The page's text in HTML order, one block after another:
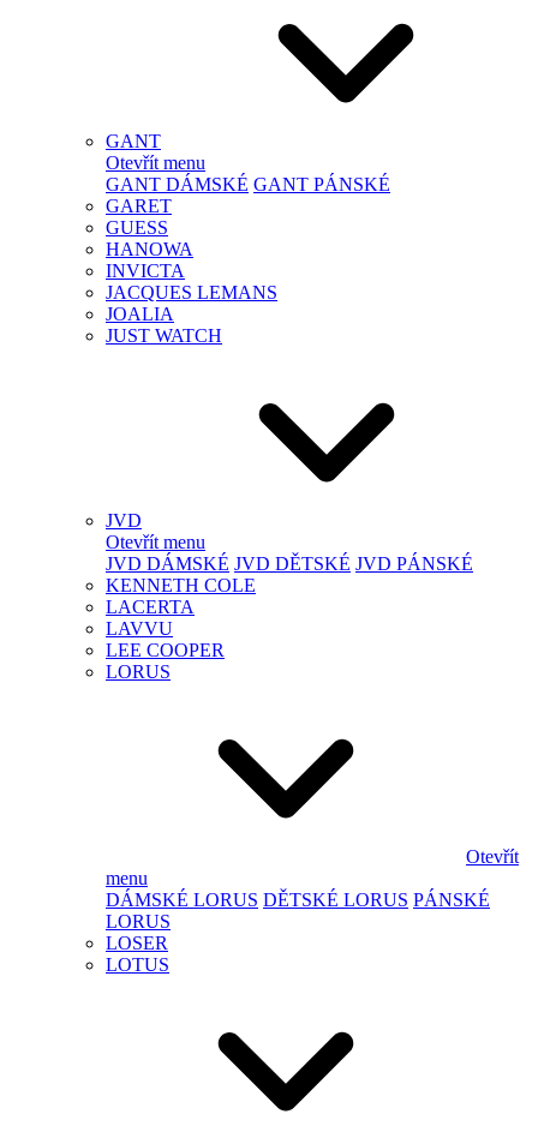
GANT
Otevřít menu
GANT DÁMSKÉ GANT PÁNSKÉ
GARET
GUESS
HANOWA
INVICTA
JACQUES LEMANS
JOALIA
JUST WATCH
JVD
Otevřít menu
JVD DÁMSKÉ JVD DĚTSKÉ JVD PÁNSKÉ
KENNETH COLE
LACERTA
LAVVU
LEE COOPER
LORUS
Otevřít
menu
DÁMSKÉ LORUS DĚTSKÉ LORUS PÁNSKÉ
LORUS
LOSER
LOTUS